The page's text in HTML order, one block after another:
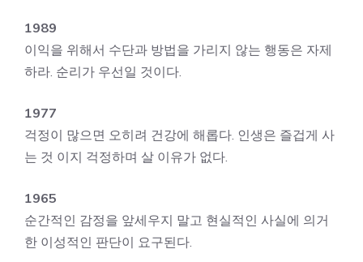
1989
이익을 위해서 수단과 방법을 가리지 않는 행동은 자제
하라. 순리가 우선일 것이다.
1977
걱정이 많으면 오히려 건강에 해롭다. 인생은 즐겁게 사
는 것 이지 걱정하며 살 이유가 없다.
1965
순간적인 감정을 앞세우지 말고 현실적인 사실에 의거
한 이성적인 판단이 요구된다.